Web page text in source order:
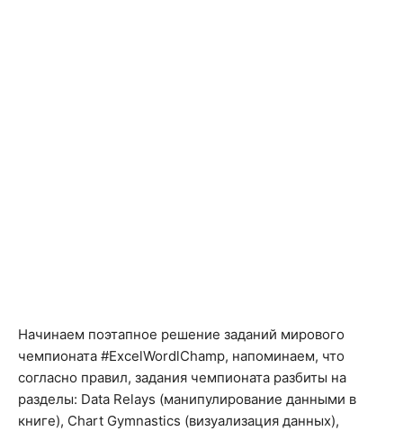
Начинаем поэтапное решение заданий мирового
чемпионата #ExcelWordlChamp, напоминаем, что
согласно правил, задания чемпионата разбиты на
разделы: Data Relays (манипулирование данными в
книге), Chart Gymnastics (визуализация данных),